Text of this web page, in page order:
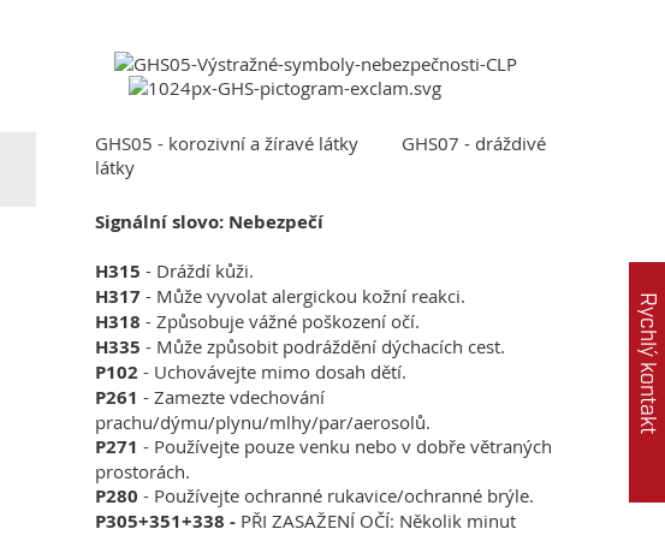
GHS05 - korozivní a žíravé látky GHS07 - dráždivé
látky
Signální slovo: Nebezpečí
H315 - Dráždí kůži.
H317 - Může vyvolat alergickou kožní reakci.
H318 - Způsobuje vážné poškození očí.
H335 - Může způsobit podráždění dýchacích cest.
P102 - Uchovávejte mimo dosah dětí.
P261 - Zamezte vdechování
prachu/dýmu/plynu/mlhy/par/aerosolů.
P271 - Používejte pouze venku nebo v dobře větraných
prostorách.
P280 - Používejte ochranné rukavice/ochranné brýle.
P305+351+338 -PŘI ZASAŽENÍ OČÍ: Několik minut
Rychlý kontakt